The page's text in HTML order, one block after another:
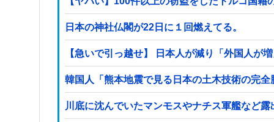
日本の神社仏閣が22日に１回燃えてる。
【急いで引っ越せ】 日本人が減り「外国人
韓国人「熊本地震で見る日本の土木技術の完
川底に沈んでいたマンモスやナチス軍艦など